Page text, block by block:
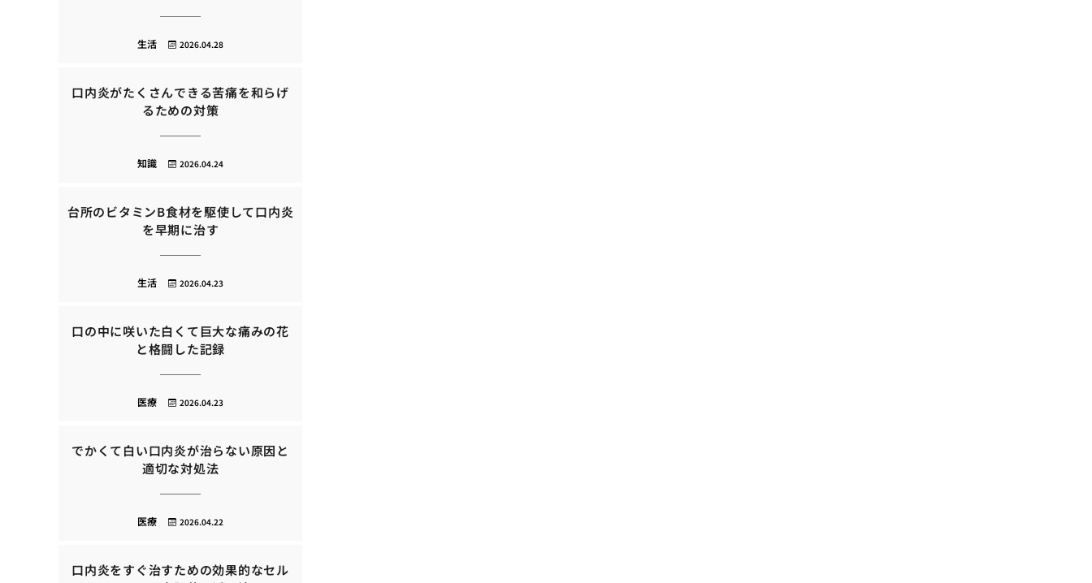
2026.04.28
生活
口内炎がたくさんできる苦痛を和らげ
るための対策
2026.04.24
知識
台所のビタミンB食材を駆使して口内炎
を早期に治す
2026.04.23
生活
口の中に咲いた白くて巨大な痛みの花
と格闘した記録
2026.04.23
医療
でかくて白い口内炎が治らない原因と
適切な対処法
2026.04.22
医療
口内炎をすぐ治すための効果的なセル